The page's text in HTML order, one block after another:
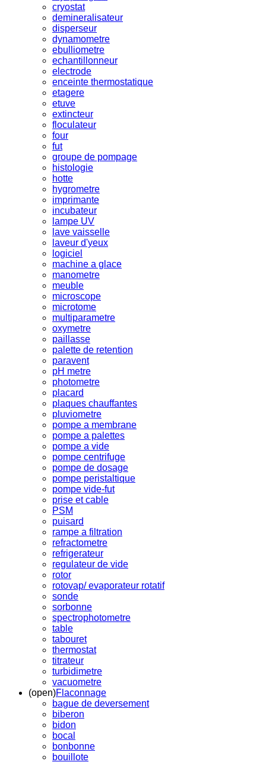
cryostat
demineralisateur
disperseur
dynamometre
ebulliometre
echantillonneur
electrode
enceinte thermostatique
etagere
etuve
extincteur
floculateur
four
fut
groupe de pompage
histologie
hotte
hygrometre
imprimante
incubateur
lampe UV
lave vaisselle
laveur d'yeux
logiciel
machine a glace
manometre
meuble
microscope
microtome
multiparametre
oxymetre
paillasse
palette de retention
paravent
pH metre
photometre
placard
plaques chauffantes
pluviometre
pompe a membrane
pompe a palettes
pompe a vide
pompe centrifuge
pompe de dosage
pompe peristaltique
pompe vide-fut
prise et cable
PSM
puisard
rampe a filtration
refractometre
refrigerateur
regulateur de vide
rotor
rotovap/ evaporateur rotatif
sonde
sorbonne
spectrophotometre
table
tabouret
thermostat
titrateur
turbidimetre
vacuometre
(open)Flaconnage
bague de deversement
biberon
bidon
bocal
bonbonne
bouillote